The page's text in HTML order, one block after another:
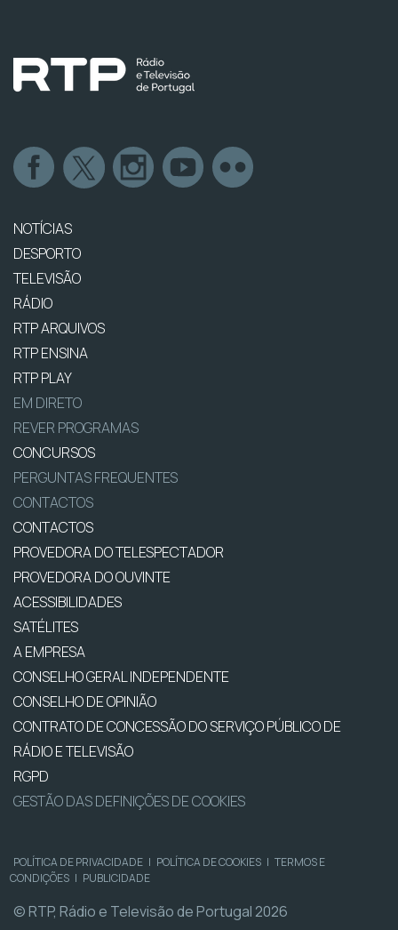
NOTÍCIAS
DESPORTO
TELEVISÃO
RÁDIO
RTP ARQUIVOS
RTP ENSINA
RTP PLAY
EM DIRETO
REVER PROGRAMAS
CONCURSOS
PERGUNTAS FREQUENTES
CONTACTOS
CONTACTOS
PROVEDORA DO TELESPECTADOR
PROVEDORA DO OUVINTE
ACESSIBILIDADES
SATÉLITES
A EMPRESA
CONSELHO GERAL INDEPENDENTE
CONSELHO DE OPINIÃO
CONTRATO DE CONCESSÃO DO SERVIÇO PÚBLICO DE
RÁDIO E TELEVISÃO
RGPD
GESTÃO DAS DEFINIÇÕES DE COOKIES
POLÍTICA DE PRIVACIDADE | POLÍTICA DE COOKIES | TERMOS E
CONDIÇÕES | PUBLICIDADE
© RTP, Rádio e Televisão de Portugal 2026